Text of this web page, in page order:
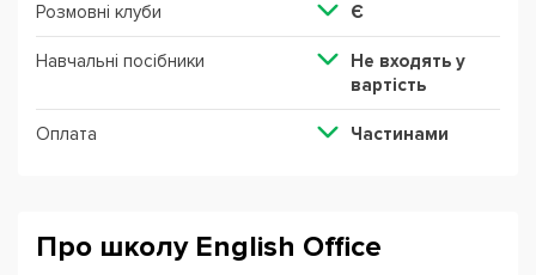
Розмовні клуби Є
Навчальні посібники
Не входять у
вартість
Оплата Частинами
Про школу English Office